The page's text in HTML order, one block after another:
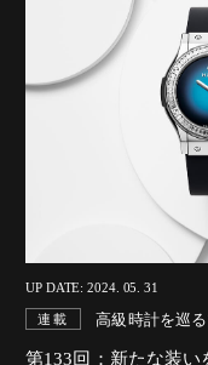
UP DATE: 2024. 05. 31
連載 高級時計を巡
第133回：新たな装い